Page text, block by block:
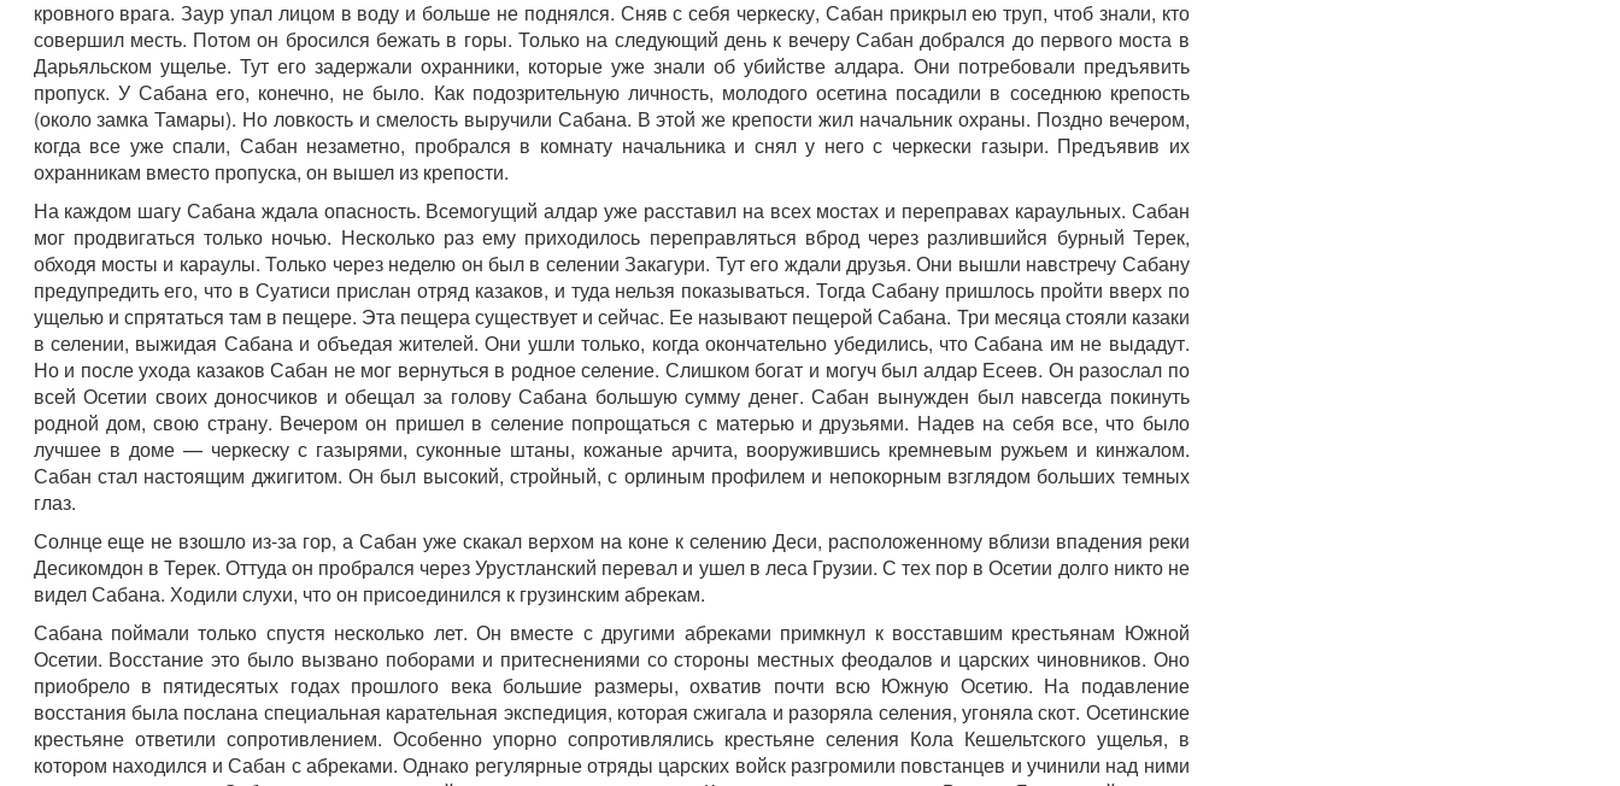
кровного врага. Заур упал лицом в воду и больше не поднялся. Сняв с себя черкеску, Сабан прикрыл ею труп, чтоб знали, кто
совершил месть. Потом он бросился бежать в горы. Только на следующий день к вечеру Сабан добрался до первого моста в
Дарьяльском ущелье. Тут его задержали охранники, которые уже знали об убийстве алдара. Они потребовали предъявить
пропуск. У Сабана его, конечно, не было. Как подозрительную личность, молодого осетина посадили в соседнюю крепость
(около замка Тамары). Но ловкость и смелость выручили Сабана. В этой же крепости жил начальник охраны. Поздно вечером,
когда все уже спали, Сабан незаметно, пробрался в комнату начальника и снял у него с черкески газыри. Предъявив их
охранникам вместо пропуска, он вышел из крепости.
На каждом шагу Сабана ждала опасность. Всемогущий алдар уже расставил на всех мостах и переправах караульных. Сабан
мог продвигаться только ночью. Несколько раз ему приходилось переправляться вброд через разлившийся бурный Терек,
обходя мосты и караулы. Только через неделю он был в селении Закагури. Тут его ждали друзья. Они вышли навстречу Сабану
предупредить его, что в Суатиси прислан отряд казаков, и туда нельзя показываться. Тогда Сабану пришлось пройти вверх по
ущелью и спрятаться там в пещере. Эта пещера существует и сейчас. Ее называют пещерой Сабана. Три месяца стояли казаки
в селении, выжидая Сабана и объедая жителей. Они ушли только, когда окончательно убедились, что Сабана им не выдадут.
Но и после ухода казаков Сабан не мог вернуться в родное селение. Слишком богат и могуч был алдар Есеев. Он разослал по
всей Осетии своих доносчиков и обещал за голову Сабана большую сумму денег. Сабан вынужден был навсегда покинуть
родной дом, свою страну. Вечером он пришел в селение попрощаться с матерью и друзьями. Надев на себя все, что было
лучшее в доме — черкеску с газырями, суконные штаны, кожаные арчита, вооружившись кремневым ружьем и кинжалом.
Сабан стал настоящим джигитом. Он был высокий, стройный, с орлиным профилем и непокорным взглядом больших темных
глаз.
Солнце еще не взошло из-за гор, а Сабан уже скакал верхом на коне к селению Деси, расположенному вблизи впадения реки
Десикомдон в Терек. Оттуда он пробрался через Урустланский перевал и ушел в леса Грузии. С тех пор в Осетии долго никто не
видел Сабана. Ходили слухи, что он присоединился к грузинским абрекам.
Сабана поймали только спустя несколько лет. Он вместе с другими абреками примкнул к восставшим крестьянам Южной
Осетии. Восстание это было вызвано поборами и притеснениями со стороны местных феодалов и царских чиновников. Оно
приобрело в пятидесятых годах прошлого века большие размеры, охватив почти всю Южную Осетию. На подавление
восстания была послана специальная карательная экспедиция, которая сжигала и разоряла селения, угоняла скот. Осетинские
крестьяне ответили сопротивлением. Особенно упорно сопротивлялись крестьяне селения Кола Кешельтского ущелья, в
котором находился и Сабан с абреками. Однако регулярные отряды царских войск разгромили повстанцев и учинили над ними